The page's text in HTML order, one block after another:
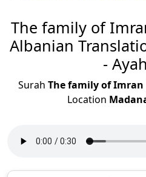
The family of
Albanian
-
Surah The family of
Location